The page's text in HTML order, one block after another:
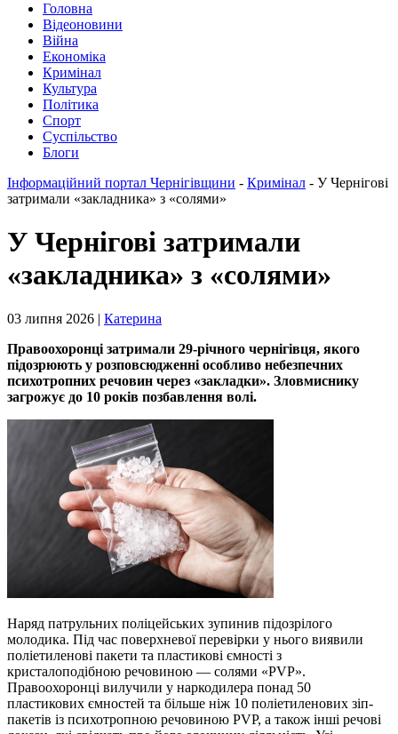
Головна
Відеоновини
Війна
Економіка
Кримінал
Культура
Політика
Спорт
Суспільство
Блоги
Інформаційний портал Чернігівщини - Кримінал - У Чернігові
затримали «закладника» з «солями»
У Чернігові затримали
«закладника» з «солями»
03 липня 2026 | Катерина
Правоохоронці затримали 29-річного чернігівця, якого
підозрюють у розповсюдженні особливо небезпечних
психотропних речовин через «закладки». Зловмиснику
загрожує до 10 років позбавлення волі.
Наряд патрульних поліцейських зупинив підозрілого
молодика. Під час поверхневої перевірки у нього виявили
поліетиленові пакети та пластикові ємності з
кристалоподібною речовиною — солями «PVP».
Правоохоронці вилучили у наркодилера понад 50
пластикових ємностей та більше ніж 10 поліетиленових зіп-
пакетів із психотропною речовиною PVP, а також інші речові